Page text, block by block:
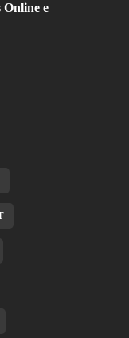
Online e